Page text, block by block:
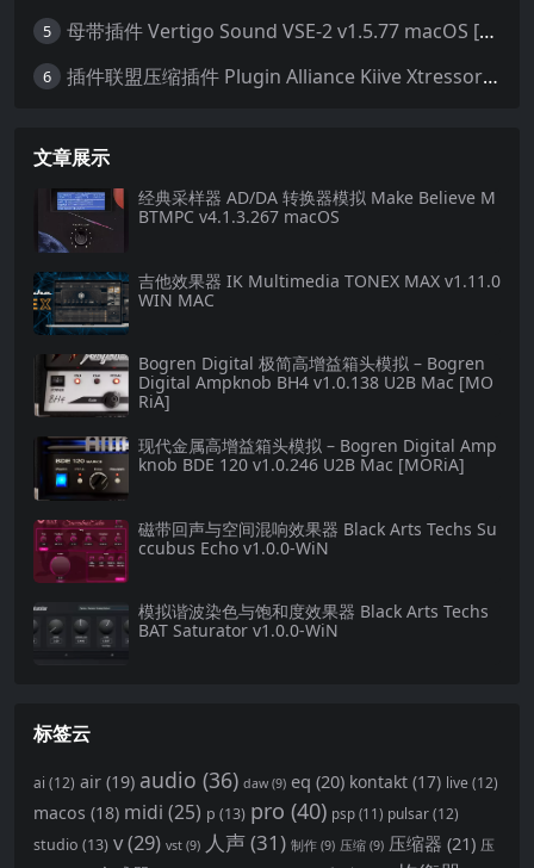
5 母带插件 Vertigo Sound VSE-2 v1.5.77 macOS [HCiSO]
6 插件联盟压缩插件 Plugin Alliance Kiive Xtressor v1.0.1 WIN MAC
文章展示
经典采样器 AD/DA 转换器模拟 Make Believe M
BTMPC v4.1.3.267 macOS
吉他效果器 IK Multimedia TONEX MAX v1.11.0
WIN MAC
Bogren Digital 极简高增益箱头模拟 – Bogren
Digital Ampknob BH4 v1.0.138 U2B Mac [MO
RiA]
现代金属高增益箱头模拟 – Bogren Digital Amp
knob BDE 120 v1.0.246 U2B Mac [MORiA]
磁带回声与空间混响效果器 Black Arts Techs Su
ccubus Echo v1.0.0-WiN
模拟谐波染色与饱和度效果器 Black Arts Techs
BAT Saturator v1.0.0-WiN
标签云
ai (12) air (19) audio (36) daw (9) eq (20) kontakt (17) live (12)
macos (18) midi (25) p (13) pro (40) psp (11) pulsar(12)
studio (13) v(29) vst (9) 人声(31) 制作 (9) 压缩 (9) 压缩器 (21) 压